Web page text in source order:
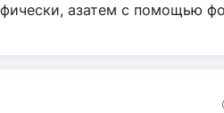
азатем с помощью